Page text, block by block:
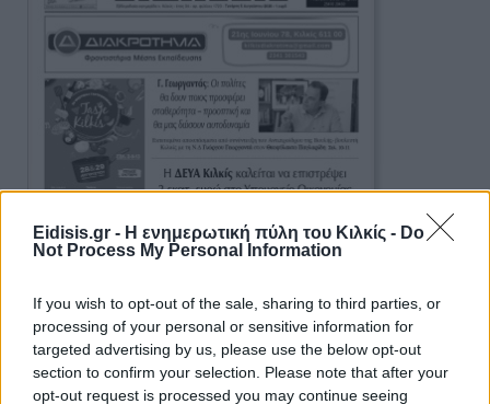
Eidisis.gr - Η ενημερωτική πύλη του Κιλκίς - Do
Not Process My Personal Information
If you wish to opt-out of the sale, sharing to third parties, or
processing of your personal or sensitive information for
targeted advertising by us, please use the below opt-out
section to confirm your selection. Please note that after your
opt-out request is processed you may continue seeing